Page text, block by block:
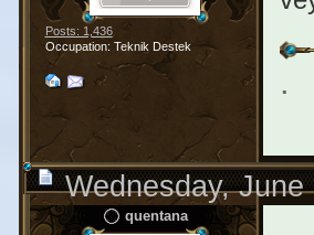
Posts: 1,436
Occupation: Teknik Destek
.
Wednesday,
quentana